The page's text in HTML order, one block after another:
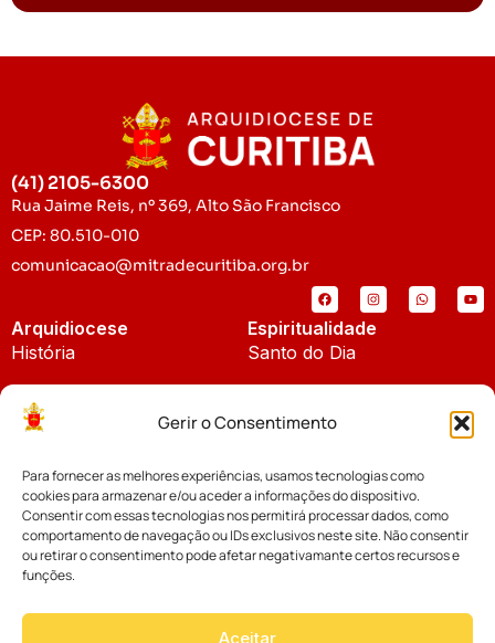
Gerir o Consentimento
Para fornecer as melhores experiências, usamos tecnologias como
cookies para armazenar e/ou aceder a informações do dispositivo.
Consentir com essas tecnologias nos permitirá processar dados, como
comportamento de navegação ou IDs exclusivos neste site. Não consentir
ou retirar o consentimento pode afetar negativamante certos recursos e
funções.
Aceitar
(41) 2105-6300
Rua Jaime Reis, nº 369, Alto São Francisco
CEP: 80.510-010
comunicacao@mitradecuritiba.org.br
Arquidiocese
História
Padroeira
Espiritualidade
Santo do Dia
Notícias
Notícias da Arquidiocese
Notícias Cáritas
Cúria Diocesana
Fundo Diocesano
Vicariatos da Educação